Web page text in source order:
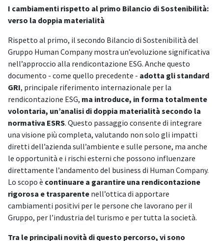
I cambiamenti rispetto al primo Bilancio di Sostenibilità:
verso la doppia materialità
Rispetto al primo, il secondo Bilancio di Sostenibilità del
Gruppo Human Company mostra un’evoluzione significativa
nell’approccio alla rendicontazione ESG. Anche questo
documento - come quello precedente - adotta gli standard
GRI, principale riferimento internazionale per la
rendicontazione ESG, ma introduce, in forma totalmente
volontaria, un’analisi di doppia materialità secondo la
normativa ESRS. Questo passaggio consente di integrare
una visione più completa, valutando non solo gli impatti
diretti dell’azienda sull’ambiente e sulle persone, ma anche
le opportunità e i rischi esterni che possono influenzare
direttamente l’andamento del business di Human Company.
Lo scopo è continuare a garantire una rendicontazione
rigorosa e trasparente nell’ottica di apportare
cambiamenti positivi per le persone che lavorano per il
Gruppo, per l’industria del turismo e per tutta la società.
Tra le principali novità di questo percorso, vi sono